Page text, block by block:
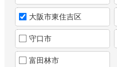
大阪市東住吉区
守口市
富田林市